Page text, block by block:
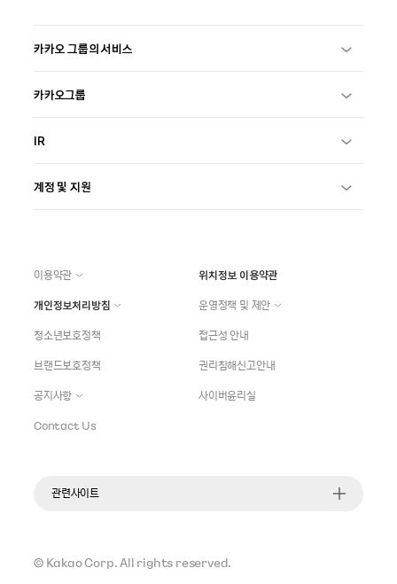
카카오 그룹의 서비스
카카오그룹
IR
계정 및 지원
이용약관
위치정보 이용약관
개인정보처리방침
운영정책 및 제안
청소년보호정책
접근성 안내
브랜드보호정책
권리침해신고안내
공지사항
사이버윤리실
Contact Us
관련사이트
© Kakao Corp.All rights reserved.